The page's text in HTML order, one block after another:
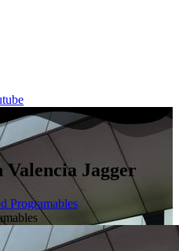
Valencia Jagger
Programables